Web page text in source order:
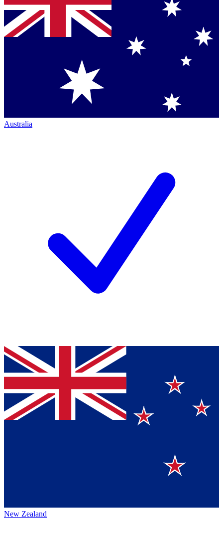
Australia
New Zealand